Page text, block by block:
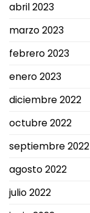
abril 2023
marzo 2023
febrero 2023
enero 2023
diciembre 2022
octubre 2022
septiembre 2022
agosto 2022
julio 2022